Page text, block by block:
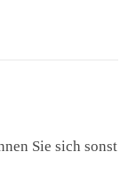
Sie sich sonst